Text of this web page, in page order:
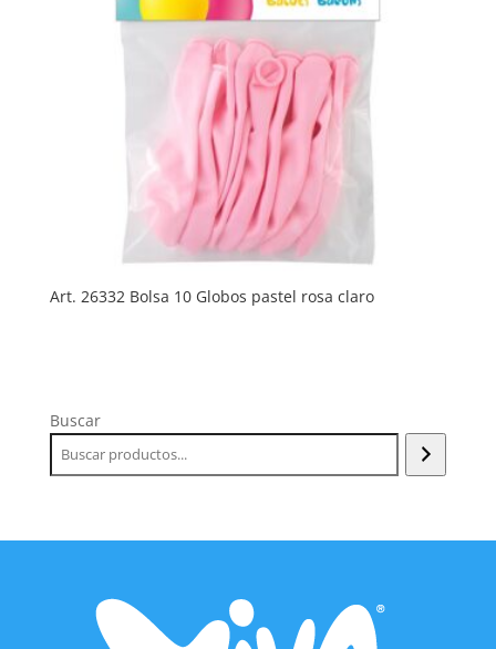
Art. 26332 Bolsa 10 Globos pastel rosa claro
Buscar